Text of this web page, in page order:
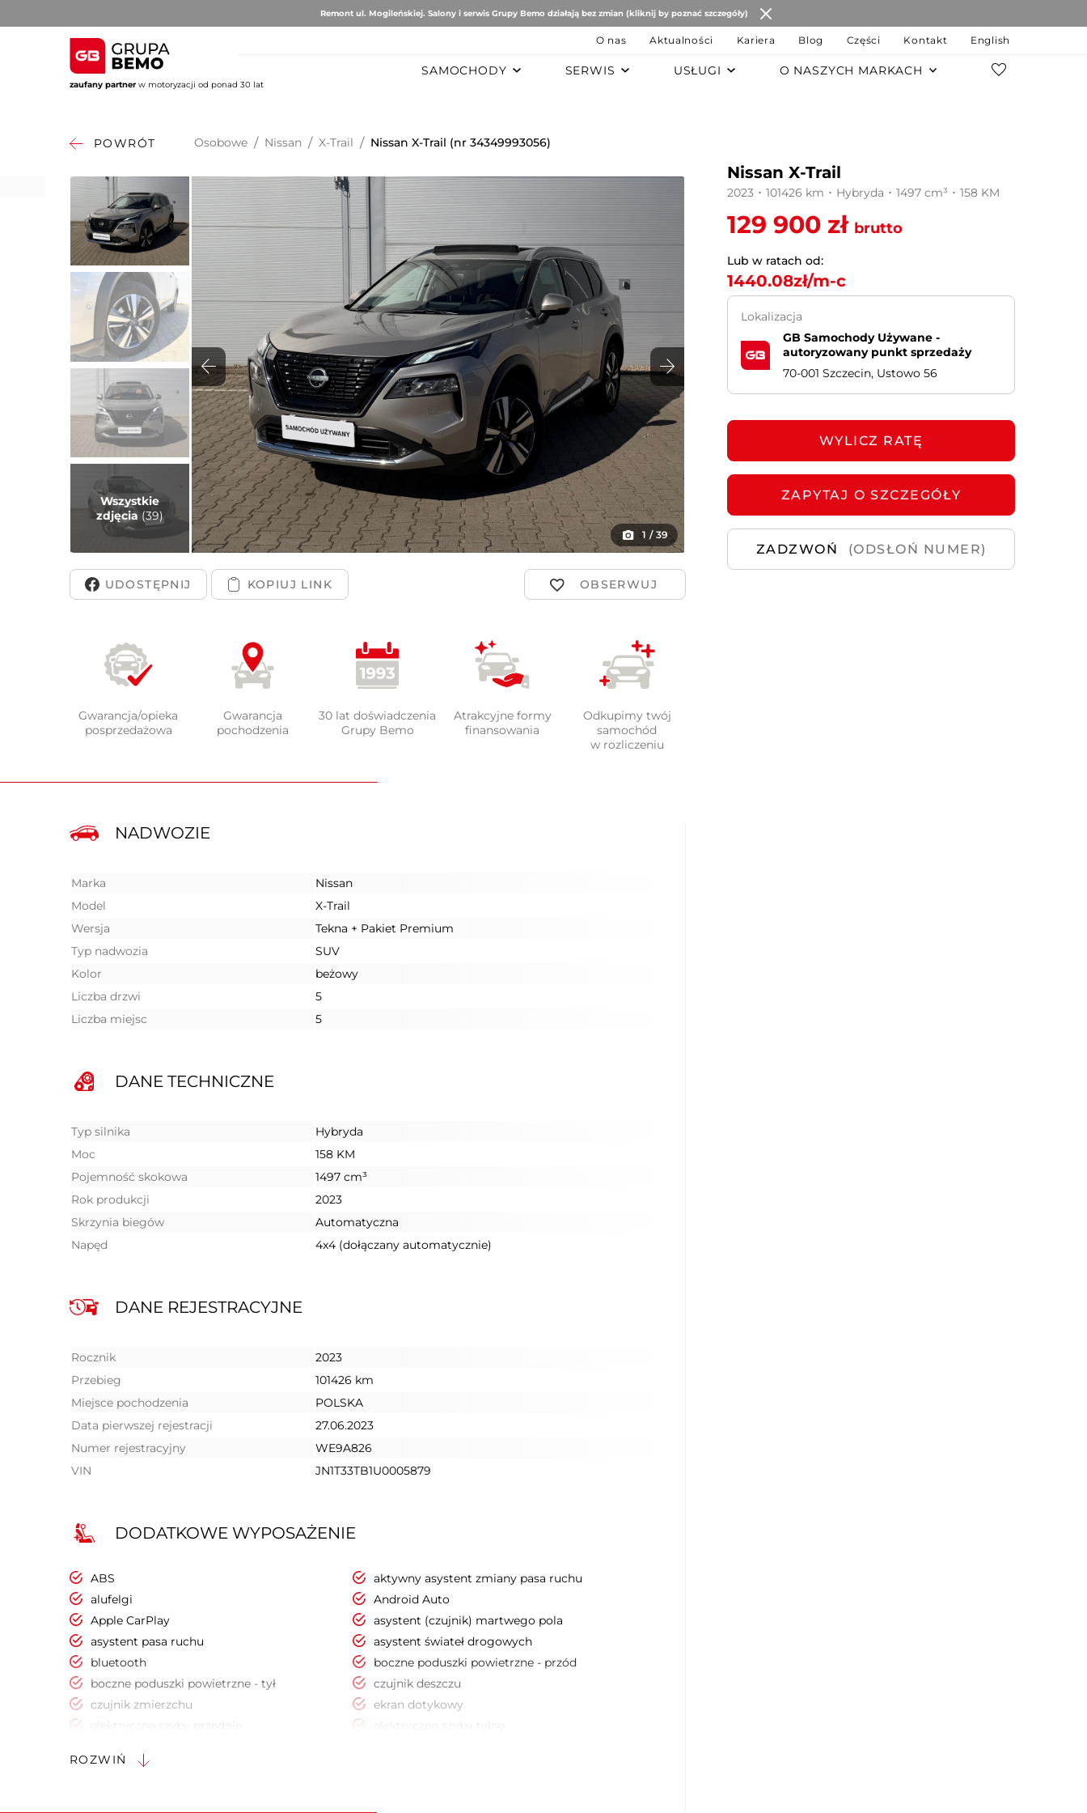
Remont ul. Mogileńskiej. Salony i serwis Grupy Bemo działają bez zmian (kliknij by poznać szczegóły)
zaufany partner w motoryzacji od ponad 30 lat
O nas Aktualności Kariera Blog Części Kontakt English
SAMOCHODY SERWIS USŁUGI O NASZYCH MARKACH
AUTO BRUNO
Volvo Alfa Romeo
DS Automobiles
Fiat
Citroën
Hyundai
Jeep
Opel
Peugeot
Mercedes-Benz
Mazda JAC Motors
OMODA
LEVC
POWRÓT Osobowe / Nissan / X-Trail / Nissan X-Trail (nr 34349993056)
Wszystkie
zdjęcia (39)
1 / 39
UDOSTĘPNIJ
Gwarancja/opieka
posprzedażowa
Gwarancja
pochodzenia
30 lat doświadczenia
Grupy Bemo
Atrakcyjne formy
finansowania
Odkupimy twój
samochód
w rozliczeniu
NADWOZIE
Marka
Nissan
Model
X-Trail
Wersja
Tekna + Pakiet Premium
Typ nadwozia
SUV
Kolor
beżowy
Liczba drzwi
5
Liczba miejsc
5
DANE TECHNICZNE
Typ silnika
Hybryda
Moc
158 KM
Pojemność skokowa
1497 cm³
Rok produkcji
2023
Skrzynia biegów
Automatyczna
Napęd
4x4 (dołączany automatycznie)
DANE REJESTRACYJNE
Rocznik
2023
Przebieg
101426 km
Miejsce pochodzenia
POLSKA
Data pierwszej rejestracji
27.06.2023
Numer rejestracyjny
WE9A826
VIN
JN1T33TB1U0005879
DODATKOWE WYPOSAŻENIE
ABS
aktywny asystent zmiany pasa ruchu
alufelgi
Android Auto
Apple CarPlay
asystent (czujnik) martwego pola
asystent pasa ruchu
asystent świateł drogowych
bluetooth
boczne poduszki powietrzne - przód
boczne poduszki powietrzne - tył
czujnik deszczu
czujnik zmierzchu
ekran dotykowy
elektryczne szyby przednie
elektryczny hamulec postojowy
ROZWIŃ
Nissan X-Trail
2023 ･ 101426 km ･ Hybryda ･ 1497 cm³ ･ 158 KM
129 900 zł brutto
Lub w ratach od:
1440.08zł/m-c
Lokalizacja
GB Samochody Używane -
autoryzowany punkt sprzedaży
70-001 Szczecin, Ustowo 56
WYLICZ RATĘ
ZAPYTAJ O SZCZEGÓŁY
ZADZWOŃ (ODSŁOŃ NUMER)